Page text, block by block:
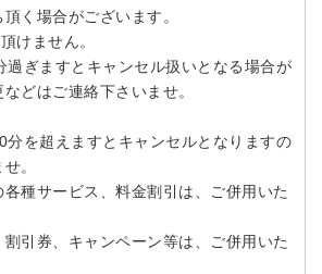
く場合がございます。
けません。
過ぎますとキャンセル扱いとなる場合が
どはご連絡下さいませ。
分を超えますとキャンセルとなりますの
。
各種サービス、料金割引は、ご併用いた
割引券、キャンペーン等は、ご併用いた